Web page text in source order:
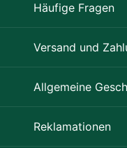
Häufige Fragen
Versand und
Allgemeine
Reklamationen